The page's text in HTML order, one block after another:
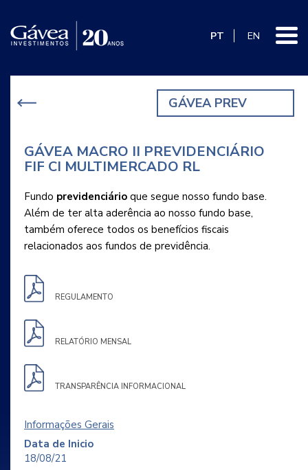
PT EN
GÁVEA PREV
GÁVEA MACRO II PREVIDENCIÁRIO
FIF CI MULTIMERCADO RL
Fundo previdenciário que segue nosso fundo base.
Além de ter alta aderência ao nosso fundo base,
também oferece todos os benefícios fiscais
relacionados aos fundos de previdência.
REGULAMENTO
RELATÓRIO MENSAL
TRANSPARÊNCIA INFORMACIONAL
Informações Gerais
Data de Inicio
18/08/21